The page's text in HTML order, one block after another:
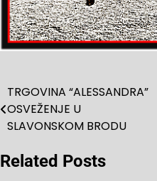
Navigacija
objava
TRGOVINA “ALESSANDRA”
OSVEŽENJE U
SLAVONSKOM BRODU
Related Posts